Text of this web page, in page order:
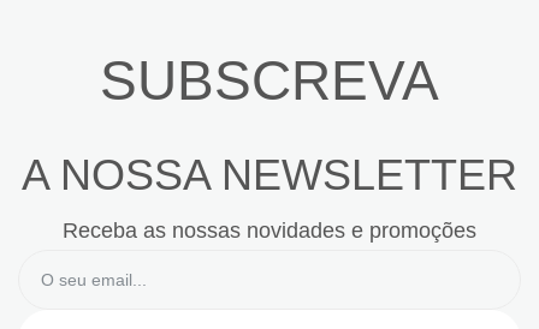
SUBSCREVA
A NOSSA NEWSLETTER
Receba as nossas novidades e promoções